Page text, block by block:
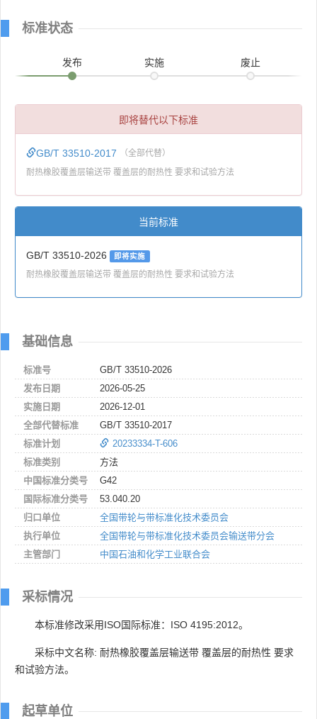
标准状态
发布 实施 废止
即将替代以下标准
GB/T 33510-2017 （全部代替）
耐热橡胶覆盖层输送带 覆盖层的耐热性 要求和试验方法
当前标准
GB/T 33510-2026 即将实施
耐热橡胶覆盖层输送带 覆盖层的耐热性 要求和试验方法
基础信息
标准号
GB/T 33510-2026
发布日期
2026-05-25
实施日期
2026-12-01
全部代替标准
GB/T 33510-2017
标准计划
20233334-T-606
标准类别
方法
中国标准分类号
G42
国际标准分类号
53.040.20
归口单位
全国带轮与带标准化技术委员会
执行单位
全国带轮与带标准化技术委员会输送带分会
主管部门
中国石油和化学工业联合会
采标情况
本标准修改采用ISO国际标准：ISO 4195:2012。
采标中文名称: 耐热橡胶覆盖层输送带 覆盖层的耐热性 要求
和试验方法。
起草单位